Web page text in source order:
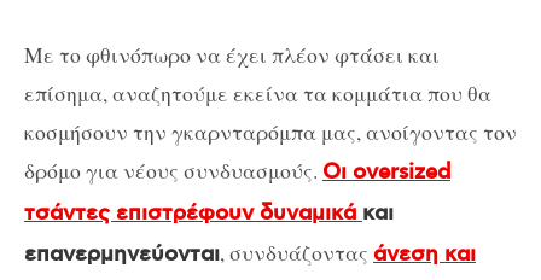
Με το φθινόπωρο να έχει πλέον φτάσει και
επίσημα, αναζητούμε εκείνα τα κομμάτια που θα
κοσμήσουν την γκαρνταρόμπα μας, ανοίγοντας τον
δρόμο για νέους συνδυασμούς. Οι oversized
τσάντες επιστρέφουν δυναμικά και
επανερμηνεύονται, συνδυάζοντας άνεση και